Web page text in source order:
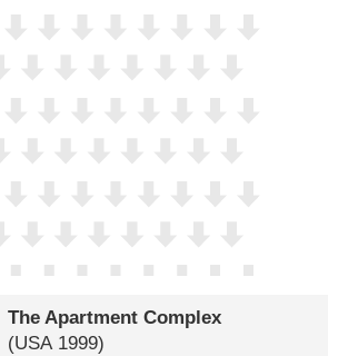
The Apartment Complex
(USA 1999)